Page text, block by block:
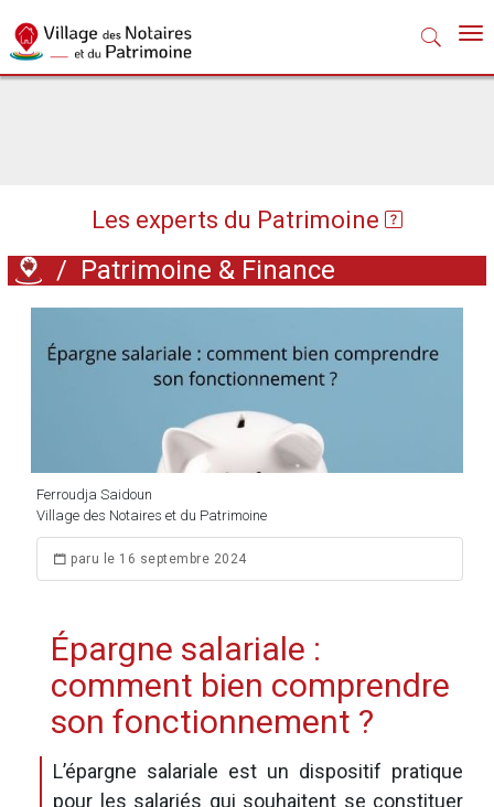
Les experts du Patrimoine
/ Patrimoine & Finance
Ferroudja Saidoun
Village des Notaires et du Patrimoine
paru le 16 septembre 2024
Épargne salariale :
comment bien comprendre
son fonctionnement ?
L’épargne salariale est un dispositif pratique
pour les salariés qui souhaitent se constituer